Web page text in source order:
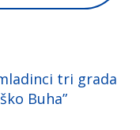
tri grada
Buha”